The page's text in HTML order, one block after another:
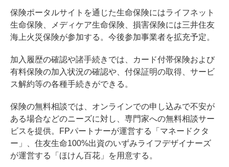
保険ポータルサイトを通じた生命保険にはライフネット
生命保険、メディケア生命保険、損害保険には三井住友
海上火災保険が参加する。今後参加事業者を拡充予定。
加入履歴の確認や諸手続きでは、カード付帯保険および
有料保険の加入状況の確認や、付保証明の取得、サービ
ス解約等の各種手続きができる。
保険の無料相談では、オンラインでの申し込みで不安が
ある場合などのニーズに対し、専門家への無料相談サー
ビスを提供。FPパートナーが運営する「マネードクタ
ー」、住友生命100%出資のいずみライフデザイナーズ
が運営する「ほけん百花」を用意する。